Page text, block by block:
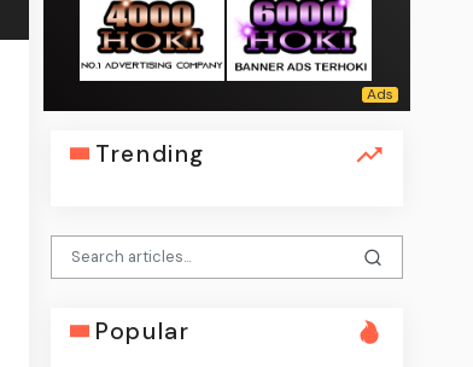
Trending
Popular